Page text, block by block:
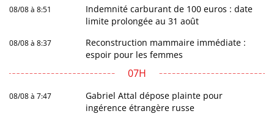
08/08 à 8:51
Indemnité carburant de 100 euros : date
limite prolongée au 31 août
08/08 à 8:37
Reconstruction mammaire immédiate :
espoir pour les femmes
07H
08/08 à 7:47
Gabriel Attal dépose plainte pour
ingérence étrangère russe